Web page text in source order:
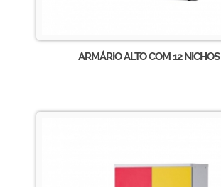
ARMÁRIO ALTO COM 12 NICHOS